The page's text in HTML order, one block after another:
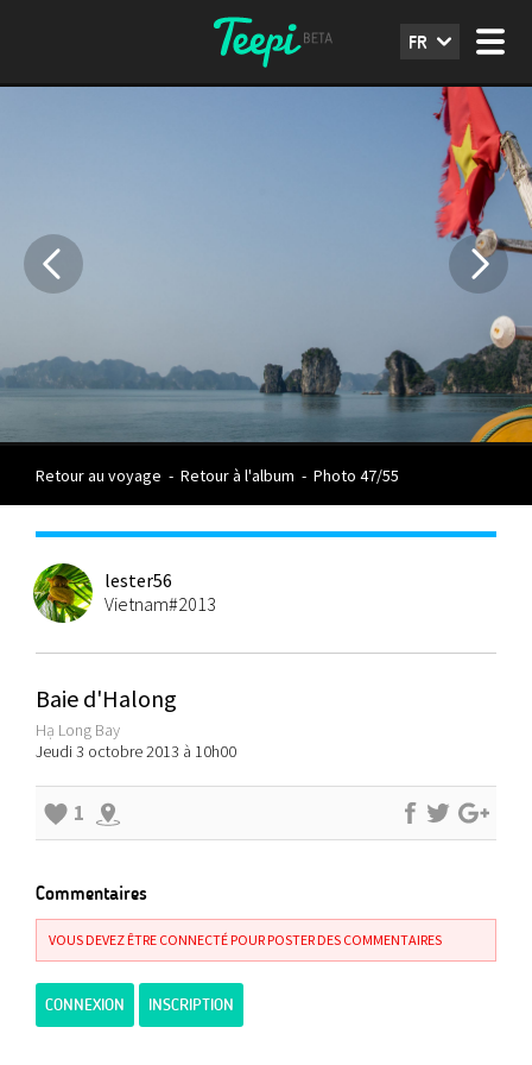
FR
Retour au voyage - Retour à l'album - Photo 47/55
lester56
Vietnam#2013
Baie d'Halong
Hạ Long Bay
Jeudi 3 octobre 2013 à 10h00
1
Commentaires
VOUS DEVEZ ÊTRE CONNECTÉ POUR POSTER DES COMMENTAIRES
CONNEXION INSCRIPTION